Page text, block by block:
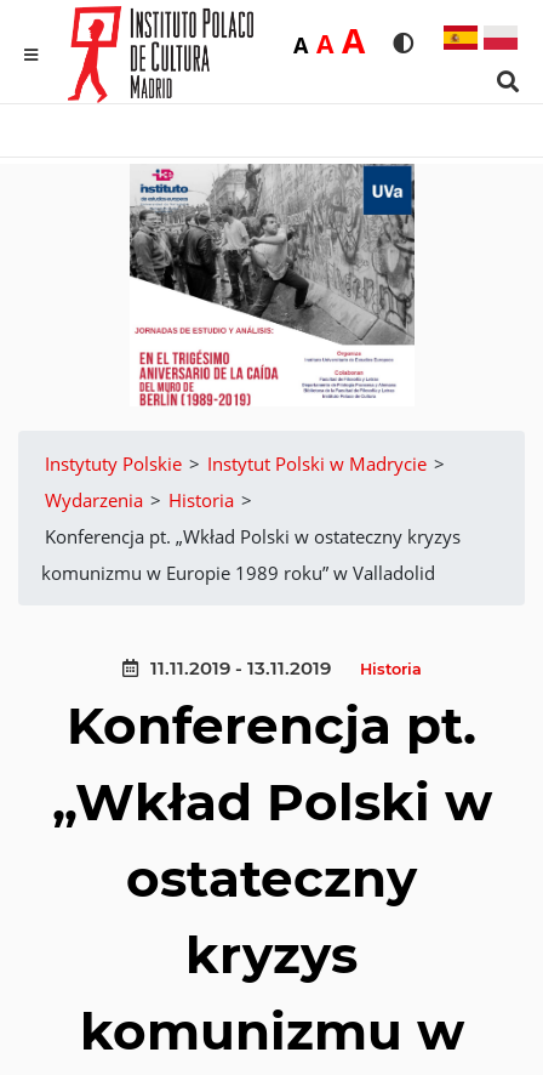
Rozmiar
ADomyślna
AŚrednia
ADużaWersja
Instytuty Polskie > Instytut Polski w Madrycie >
Wydarzenia > Historia >
Konferencja pt. „Wkład Polski w ostateczny kryzys
komunizmu w Europie 1989 roku” w Valladolid
11.11.2019 - 13.11.2019 Historia
Konferencja pt.
„Wkład Polski w
ostateczny
kryzys
komunizmu w